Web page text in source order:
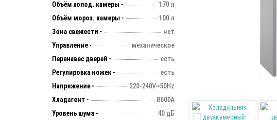
Объём холод. камеры -
170 л
Объём мороз. камеры -
100 л
Зона свежести -
нет
Управление -
механическое
Перенавес дверей -
есть
Регулировка ножек -
есть
Напряжение -
220-240V~50Hz
Хладагент -
R600A
Уровень шума -
40 дБ